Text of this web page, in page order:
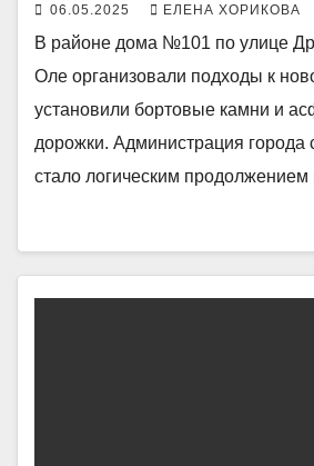
06.05.2025 ЕЛЕНА ХОРИКОВА
В районе дома №101 по улице
Оле организовали подходы к
установили бортовые камни и
дорожки. Администрация города
стало логическим